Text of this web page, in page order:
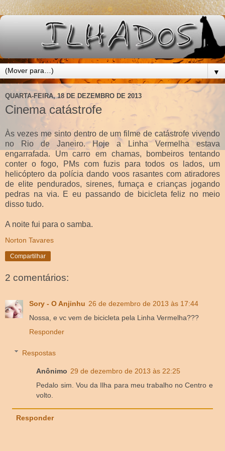
▼
QUARTA-FEIRA, 18 DE DEZEMBRO DE 2013
Cinema catástrofe
Às vezes me sinto dentro de um filme de catástrofe vivendo
no Rio de Janeiro. Hoje a Linha Vermelha estava
engarrafada. Um carro em chamas, bombeiros tentando
conter o fogo, PMs com fuzis para todos os lados, um
helicóptero da polícia dando voos rasantes com atiradores
de elite pendurados, sirenes, fumaça e crianças jogando
pedras na via. E eu passando de bicicleta feliz no meio
disso tudo.
A noite fui para o samba.
Norton Tavares
Compartilhar
2 comentários:
Sory - O Anjinhu 26 de dezembro de 2013 às 17:44
Nossa, e vc vem de bicicleta pela Linha Vermelha???
Responder
Respostas
Anônimo 29 de dezembro de 2013 às 22:25
Pedalo sim. Vou da Ilha para meu trabalho no Centro e
volto.
Responder